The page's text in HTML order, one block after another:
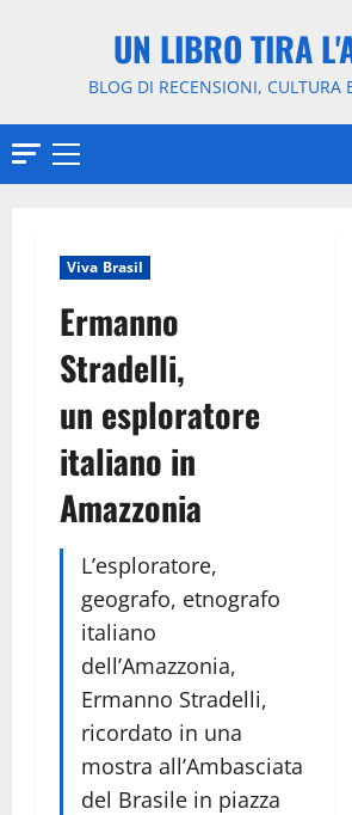
UN LIBRO TIRA
BLOG DI RECENSIONI, CULTURA
Menu
Viva Brasil
Ermanno
Stradelli,
un esploratore
italiano in
Amazzonia
L’esploratore,
geografo, etnografo
italiano
dell’Amazzonia,
Ermanno Stradelli,
ricordato in una
mostra all’Ambasciata
del Brasile in piazza